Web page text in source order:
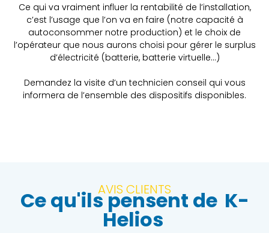
Ce qui va vraiment influer la rentabilité de l’installation,
c’est l’usage que l’on va en faire (notre capacité à
autoconsommer notre production) et le choix de
l’opérateur que nous aurons choisi pour gérer le surplus
d’électricité (batterie, batterie virtuelle…)
Demandez la visite d’un technicien conseil qui vous
informera de l’ensemble des dispositifs disponibles.
AVIS CLIENTS
Ce qu'ils pensent de K-
Helios